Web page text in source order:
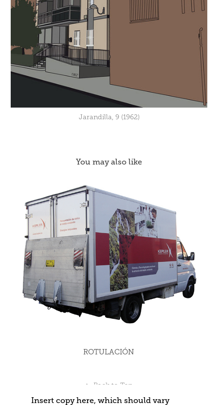
Jarandilla, 9 (1962)
You may also like
ROTULACIÓN
↑ Back to Top
Insert copy here, which should vary